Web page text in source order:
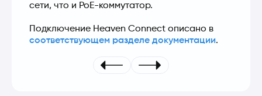
сети, что и PoE-коммутатор.
соответствующем разделе документации.